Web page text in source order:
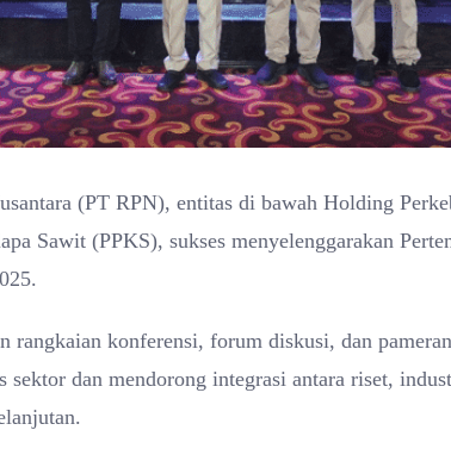
(PT RPN), entitas di bawah Holding
Sawit (PPKS), sukses menyelenggarakan
rangkaian konferensi, forum diskusi, dan
dan mendorong integrasi antara riset,